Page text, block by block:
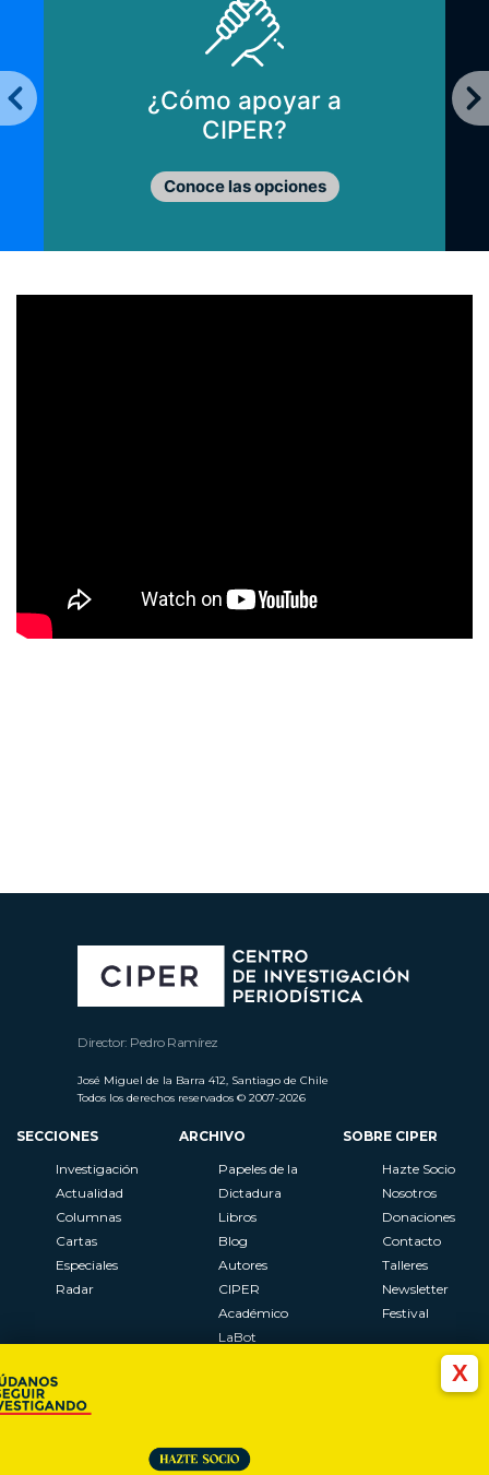
X
¿Cómo apoyar a
CIPER?
Conoce las opciones
Director: Pedro Ramírez
José Miguel de la Barra 412, Santiago de Chile
Todos los derechos reservados © 2007-2026
SECCIONES
Investigación
Actualidad
Columnas
Cartas
Especiales
Radar
ARCHIVO
Papeles de la
Dictadura
Libros
Blog
Autores
CIPER
Académico
LaBot
SOBRE CIPER
Hazte Socio
Nosotros
Donaciones
Contacto
Talleres
Newsletter
Festival